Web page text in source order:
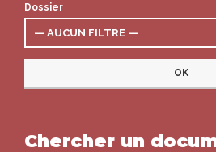
Dossier
Chercher un